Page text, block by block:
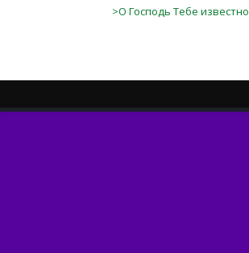
>О Господь Тебе известно